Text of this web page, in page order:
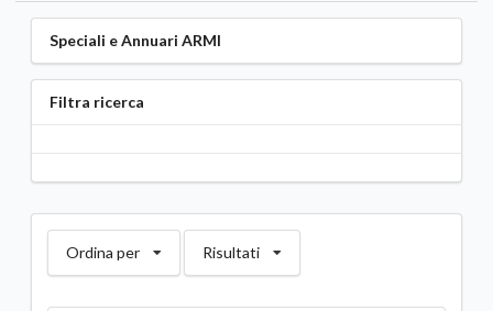
Speciali e Annuari ARMI
Filtra ricerca
Ordina per Risultati